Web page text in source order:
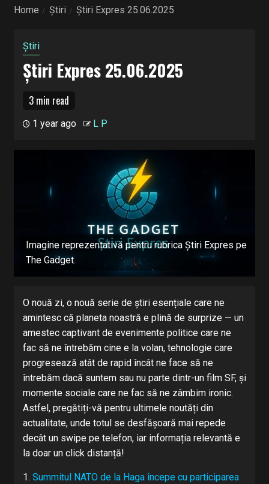
Home
Știri Știri Expres 25.06.2025
Știri
Știri Expres 25.06.2025
3 min read
1 year ago L P
Imagine reprezentativă pentru rubrica Știri Expres pe
The Gadget.
O nouă zi, o nouă serie de știri esențiale care ne
amintesc că planeta noastră e plină de surprize — un
amestec captivant de evenimente politice care ne
fac să ne întrebăm cine e la volan, tehnologie care
progresează atât de rapid încât ne face să ne
întrebăm dacă suntem sau nu parte dintr-un film SF, și
momente sociale care ne fac să ne zâmbim ironic.
Astfel, pregătiți-vă pentru ultimele noutăți din
actualitate, unde totul se desfășoară mai repede
decât un swipe pe telefon, iar informația relevantă e
la doar un click distanță!
1. Summitul NATO de la Haga începe cu participarea